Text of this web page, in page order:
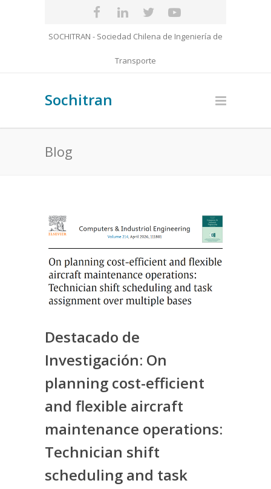
SOCHITRAN - Sociedad Chilena de Ingeniería de
Transporte
Sochitran
Blog
Destacado de
Investigación: On
planning cost-efficient
and flexible aircraft
maintenance operations:
Technician shift
scheduling and task